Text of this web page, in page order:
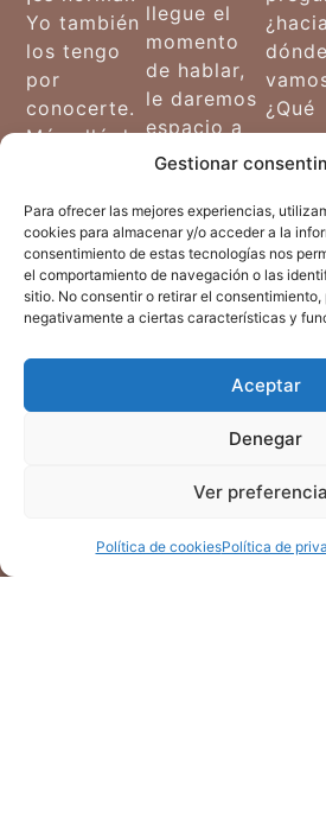
Gestionar
Para ofrecer las mejores experiencias,
cookies para almacenar y/o acceder a la
consentimiento de estas tecnologías nos
el comportamiento de navegación o las
sitio. No consentir o retirar el
negativamente a ciertas características y
Aceptar
Denegar
Ver
Política de cookiesPolítica de
Yo también
los tengo
por
conocerte.
Más allá de
mi objetivo
en la
primera
visita es
estemos a
llegue el
momento
de hablar,
le daremos
espacio a
lo que te
Pero, con
calma...
que ya sé
que no
sabes por
dónde
empezar a
contarme.
Deja que te
ordenar
¿hacia
dónde
¿Qué
de la
lo
juntos,
esto